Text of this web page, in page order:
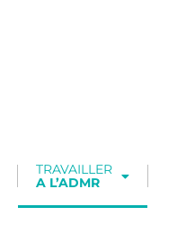
TRAVAILLER
A L’ADMR